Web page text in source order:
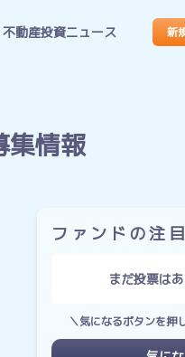
不動産投資ニュース 新
集情報
ファンドの注
まだ投票は
＼気になるボタンを押